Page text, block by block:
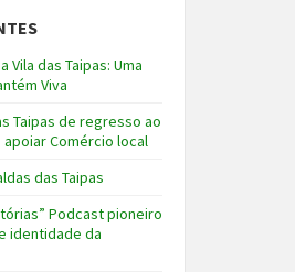
Vila das Taipas: Uma
Viva
Taipas de regresso ao
apoiar Comércio local
das Taipas
Podcast pioneiro
identidade da